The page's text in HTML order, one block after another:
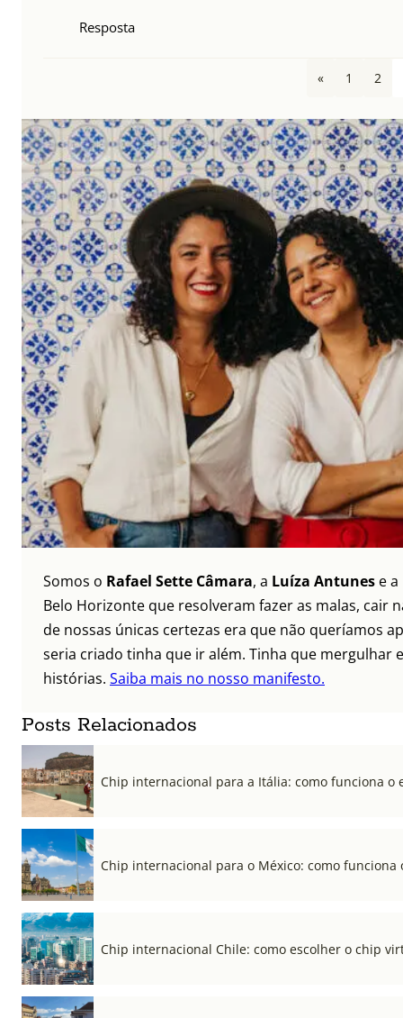
Resposta
« 1 2
Somos o Rafael Sette Câmara, a Luíza Antunes e a
Belo Horizonte que resolveram fazer as malas, cair
de nossas únicas certezas era que não queríamos
seria criado tinha que ir além. Tinha que mergulhar
histórias. Saiba mais no nosso manifesto.
Posts Relacionados
Chip internacional para a Itália: como funciona o
Chip internacional para o México: como funciona
Chip internacional Chile: como escolher o chip